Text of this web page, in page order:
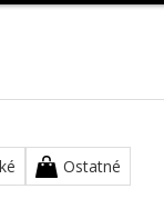
Ostatné